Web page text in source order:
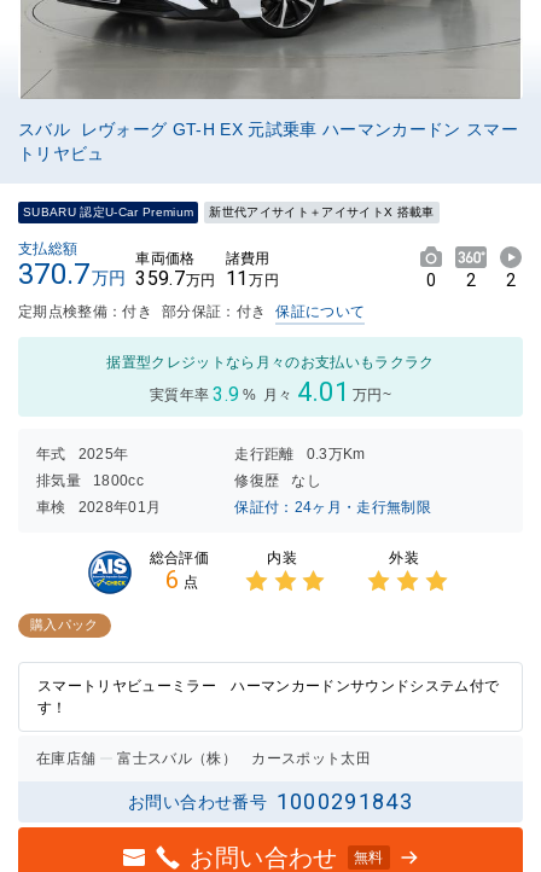
スバル レヴォーグ GT-H EX 元試乗車 ハーマンカードン スマー
トリヤビュ
SUBARU 認定U-Car Premium 新世代アイサイト＋アイサイトX 搭載車
支払総額
370.7万円
車両価格
359.7万円
諸費用
11 万円 0 2 2
定期点検整備：付き 部分保証：付き 保証について
据置型クレジットなら月々のお支払いもラクラク
実質年率 3.9 % 月々 4.01 万円~
年式 2025年 走行距離
0.3万Km
排気量
1800cc 修復歴
なし
車検
2028年01月 保証付：24ヶ月・走行無制限
総合評価
6 点
内装 外装
購入パック
スマートリヤビューミラー ハーマンカードンサウンドシステム付で
す！
在庫店舗 富士スバル（株） カースポット太田
お問い合わせ番号 1000291843
お問い合わせ 無料